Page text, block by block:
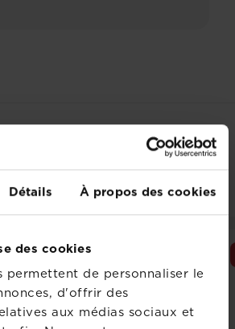
Détails À propos des cookies
des cookies
permettent de personnaliser le
d'offrir des
aux médias sociaux et
CLIENTS ONT
REGARDÉ
NOUVEAU